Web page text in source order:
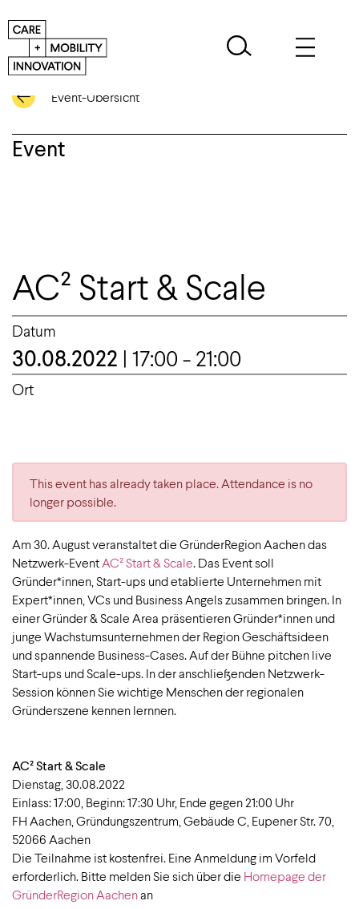
Event-Übersicht
Event
AC² Start & Scale
Datum
30.08.2022 | 17:00 - 21:00
Ort
This event has already taken place. Attendance is no
longer possible.
Am 30. August veranstaltet die GründerRegion Aachen das
Netzwerk-Event AC² Start & Scale. Das Event soll
Gründer*innen, Start-ups und etablierte Unternehmen mit
Expert*innen, VCs und Business Angels zusammen bringen. In
einer Gründer & Scale Area präsentieren Gründer*innen und
junge Wachstumsunternehmen der Region Geschäftsideen
und spannende Business-Cases. Auf der Bühne pitchen live
Start-ups und Scale-ups. In der anschließenden Netzwerk-
Session können Sie wichtige Menschen der regionalen
Gründerszene kennen lernnen.
AC² Start & Scale
Dienstag, 30.08.2022
Einlass: 17:00, Beginn: 17:30 Uhr, Ende gegen 21:00 Uhr
FH Aachen, Gründungszentrum, Gebäude C, Eupener Str. 70,
52066 Aachen
Die Teilnahme ist kostenfrei. Eine Anmeldung im Vorfeld
erforderlich. Bitte melden Sie sich über die Homepage der
GründerRegion Aachenan